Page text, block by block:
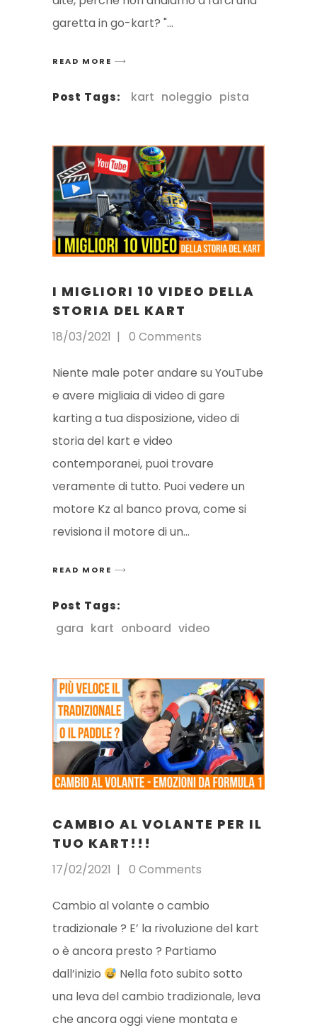
garetta in go-kart? "
READ MORE
Post Tags: kart noleggio pista
I MIGLIORI 10 VIDEO DELLA
STORIA DEL KART
18/03/2021 0 Comments
Niente male poter andare su YouTube
e avere migliaia di video di gare
karting a tua disposizione, video di
storia del kart e video
contemporanei, puoi trovare
veramente di tutto. Puoi vedere un
motore Kz al banco prova, come si
revisiona il motore di un
READ MORE
Post Tags:
gara kart onboard video
CAMBIO AL VOLANTE PER IL
TUO KART!!!
17/02/2021 0 Comments
Cambio al volante o cambio
tradizionale ? E’ la rivoluzione del kart
o è ancora presto ? Partiamo
dall’inizio
Nella foto subito sotto
una leva del cambio tradizionale, leva
che ancora oggi viene montata e